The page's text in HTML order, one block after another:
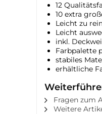
12
10 extra
Leicht zu
Leicht
inkl.
Farbpalette
stabiles
erhältliche
Fragen zum
Weitere